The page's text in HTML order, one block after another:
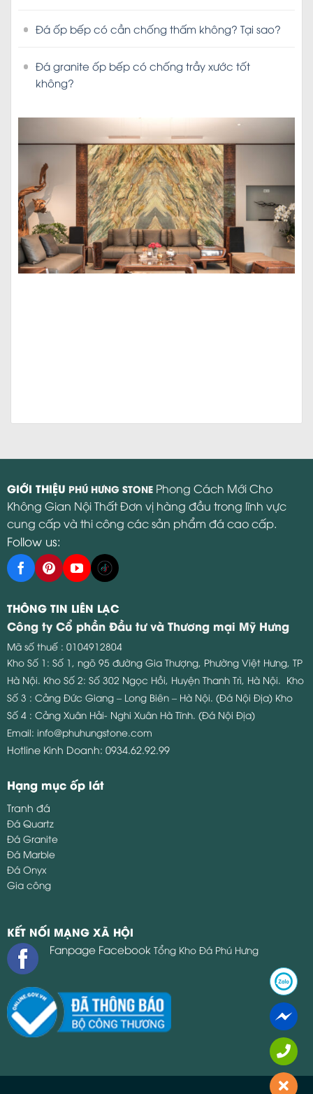
Đá ốp bếp có cần chống thấm không? Tại sao?
Đá granite ốp bếp có chống trầy xước tốt
không?
GIỚI THIỆU PHÚ HƯNG STONE Phong Cách Mới Cho
Không Gian Nội Thất Đơn vị hàng đầu trong lĩnh vực
cung cấp và thi công các sản phẩm đá cao cấp.
Follow us:
THÔNG TIN LIÊN LẠC
Công ty Cổ phần Đầu tư và Thương mại Mỹ Hưng
Mã số thuế : 0104912804
Kho Số 1: Số 1, ngõ 95 đường Gia Thượng, Phường Việt Hưng, TP
Hà Nội. Kho Số 2: Số 302 Ngọc Hồi, Huyện Thanh Trì, Hà Nội. Kho
Số 3 : Cảng Đức Giang – Long Biên – Hà Nội. (Đá Nội Địa) Kho
Số 4 : Cảng Xuân Hải- Nghi Xuân Hà Tĩnh. (Đá Nội Địa)
Email: info@phuhungstone.com
Hotline Kinh Doanh: 0934.62.92.99
Hạng mục ốp lát
Tranh đá
Đá Quartz
Đá Granite
Đá Marble
Đá Onyx
Gia công
KẾT NỐI MẠNG XÃ HỘI
Fanpage Facebook Tổng Kho Đá Phú Hưng